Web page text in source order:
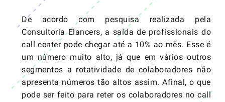
De acordo com pesquisa realizada pela
Consultoria Elancers, a saída de profissionais do
call center pode chegar até a 10% ao mês. Esse é
um número muito alto, já que em vários outros
segmentos a rotatividade de colaboradores não
apresenta números tão altos assim. Afinal, o que
pode ser feito para reter os colaboradores no call